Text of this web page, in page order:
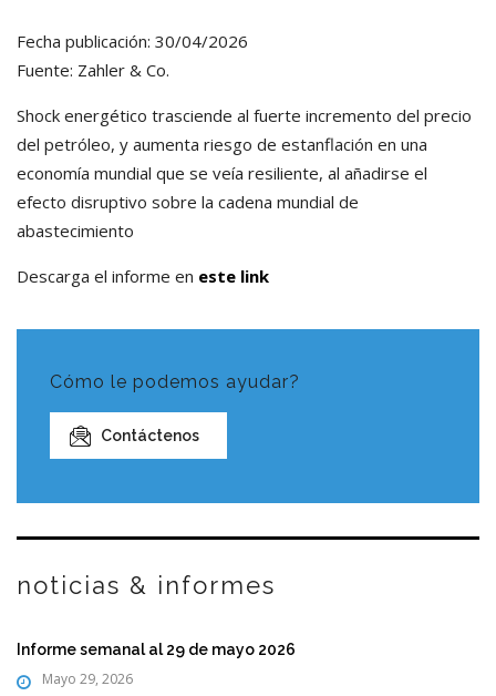
Fecha publicación: 30/04/2026
Fuente: Zahler & Co.
Shock energético trasciende al fuerte incremento del precio
del petróleo, y aumenta riesgo de estanflación en una
economía mundial que se veía resiliente, al añadirse el
efecto disruptivo sobre la cadena mundial de
abastecimiento
Descarga el informe en este link
Cómo le podemos ayudar?
Contáctenos
noticias & informes
Informe semanal al 29 de mayo 2026
Mayo 29, 2026